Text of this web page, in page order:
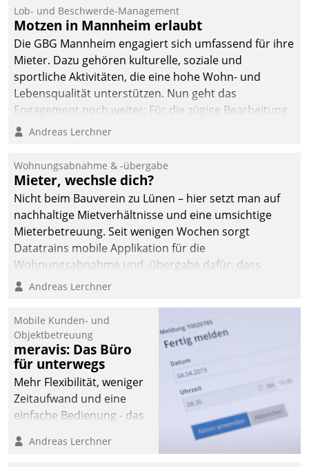
Ressort Kapitalanlage für
künftige Aufgaben und
Herausforderungen
gerüstet.
Lob- und Beschwerde-Management
Motzen in Mannheim erlaubt
Die GBG Mannheim engagiert sich umfassend für ihre
Mieter. Dazu gehören kulturelle, soziale und
sportliche Aktivitäten, die eine hohe Wohn- und
Lebensqualität unterstützen. Nun geht das
Engagement noch weiter: Für die zügige Bearbeitung
von Beschwerden – oder Lob – richtet das
und Beschwerde-Management einen eigenen Kanal
ein.
Andreas Lerchner
Wohnungsabnahme & -übergabe
Mieter, wechsle dich?
Nicht beim Bauverein zu Lünen – hier setzt man auf
nachhaltige Mietverhältnisse und eine umsichtige
Mieterbetreuung. Seit wenigen Wochen sorgt
Datatrains mobile Applikation für die
Wohnungsabnahme und -übergabe dafür, dass
Mieter wohlgeordnet kommen und, so es sein muss,
Andreas Lerchner
Mobile Kunden- und
Objektbetreuung
meravis: Das Büro
für unterwegs
Mehr Flexibilität, weniger
Zeitaufwand und eine
einfache Bedienung - das
Cockpit für mobile
Andreas Lerchner